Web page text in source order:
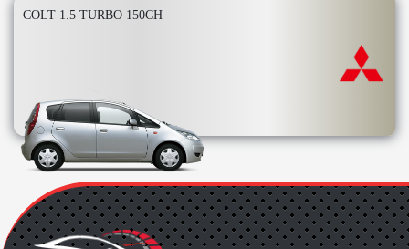
COLT 1.5 TURBO 150CH